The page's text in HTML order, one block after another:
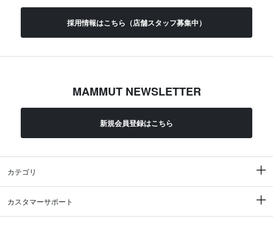
採用情報はこちら（店舗スタッフ募集中）
MAMMUT NEWSLETTER
新規会員登録はこちら
カテゴリ
カスタマーサポート